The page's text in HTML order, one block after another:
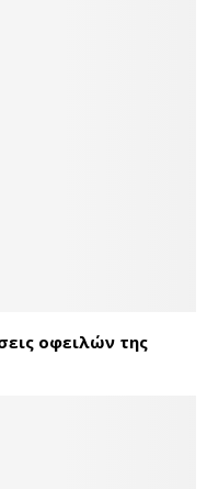
οφειλών της